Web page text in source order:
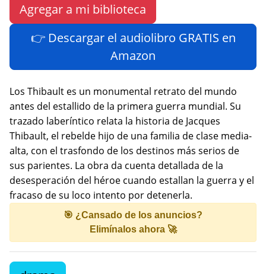
Agregar a mi biblioteca
👉 Descargar el audiolibro GRATIS en
Amazon
Los Thibault es un monumental retrato del mundo
antes del estallido de la primera guerra mundial. Su
trazado laberíntico relata la historia de Jacques
Thibault, el rebelde hijo de una familia de clase media-
alta, con el trasfondo de los destinos más serios de
sus parientes. La obra da cuenta detallada de la
desesperación del héroe cuando estallan la guerra y el
fracaso de su loco intento por detenerla.
🎯 ¿Cansado de los anuncios?
Elimínalos ahora 🚀